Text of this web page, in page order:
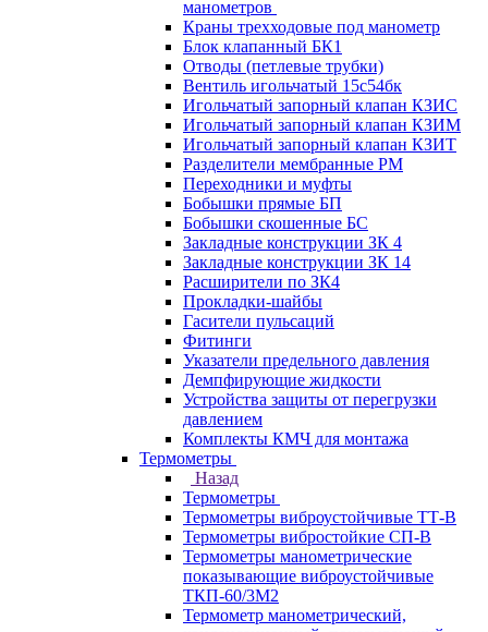
манометров
Краны трехходовые под манометр
Блок клапанный БК1
Отводы (петлевые трубки)
Вентиль игольчатый 15с54бк
Игольчатый запорный клапан КЗИС
Игольчатый запорный клапан КЗИМ
Игольчатый запорный клапан КЗИТ
Разделители мембранные РМ
Переходники и муфты
Бобышки прямые БП
Бобышки скошенные БС
Закладные конструкции ЗК 4
Закладные конструкции ЗК 14
Расширители по ЗК4
Прокладки-шайбы
Гасители пульсаций
Фитинги
Указатели предельного давления
Демпфирующие жидкости
Устройства защиты от перегрузки
давлением
Комплекты КМЧ для монтажа
Термометры
Назад
Термометры
Термометры виброустойчивые ТТ-В
Термометры вибростойкие СП-В
Термометры манометрические
показывающие виброустойчивые
ТКП-60/3М2
Термометр манометрический,